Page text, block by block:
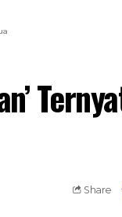
Share